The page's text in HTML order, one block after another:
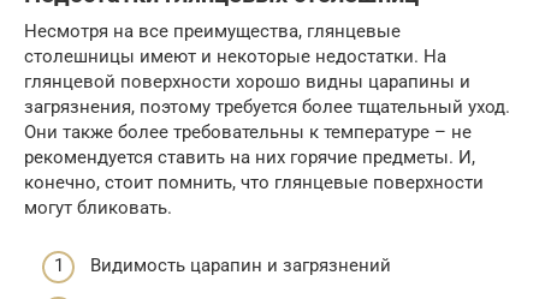
Несмотря на все преимущества, глянцевые
столешницы имеют и некоторые недостатки. На
глянцевой поверхности хорошо видны царапины и
загрязнения, поэтому требуется более тщательный уход.
Они также более требовательны к температуре – не
рекомендуется ставить на них горячие предметы. И,
конечно, стоит помнить, что глянцевые поверхности
могут бликовать.
Видимость царапин и загрязнений